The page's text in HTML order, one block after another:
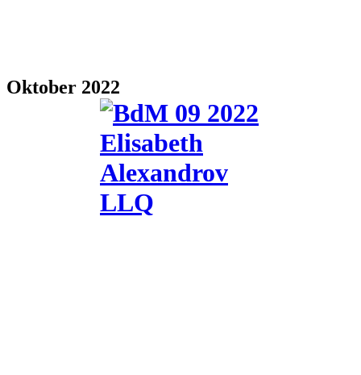
Oktober 2022